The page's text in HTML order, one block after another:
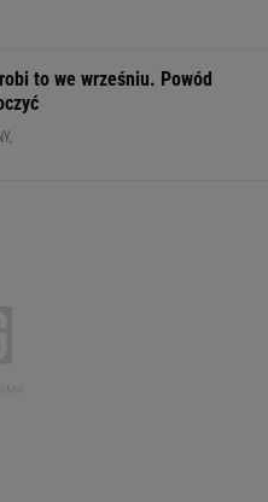
to we wrześniu. Powód